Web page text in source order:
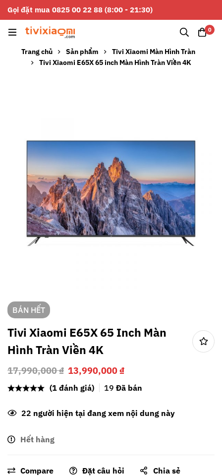
Gọi đặt mua 0825 00 22 88 (8:00 - 21:30)
0
Trang chủ Sản phẩm
Tivi Xiaomi Màn Hình Tràn
Tivi Xiaomi E65X 65 inch Màn Hình Tràn Viền 4K
BÁN HẾT
Tivi Xiaomi E65X 65 Inch Màn
Hình Tràn Viền 4K
17,990,000₫ 13,990,000₫
(1 đánh giá) 19 Đã bán
22 người hiện tại đang xem nội dung này
Hết hàng
Compare Đặt câu hỏi Chia sẻ